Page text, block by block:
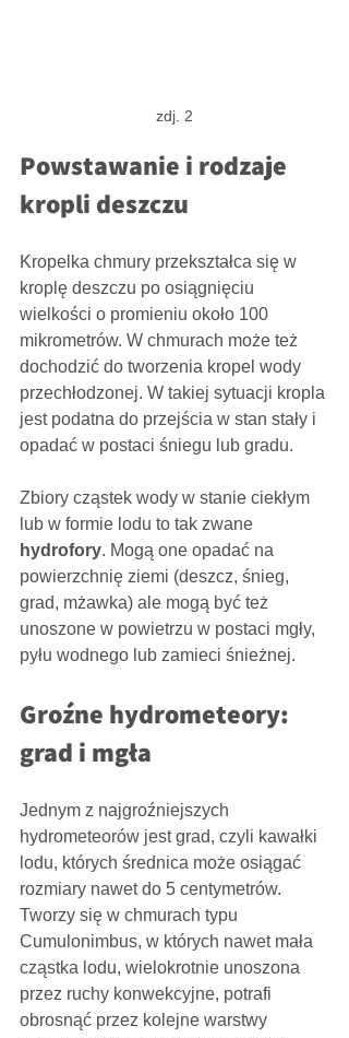
zdj. 2
Powstawanie i rodzaje
kropli deszczu
Kropelka chmury przekształca się w
kroplę deszczu po osiągnięciu
wielkości o promieniu około 100
mikrometrów. W chmurach może też
dochodzić do tworzenia kropel wody
przechłodzonej. W takiej sytuacji kropla
jest podatna do przejścia w stan stały i
opadać w postaci śniegu lub gradu.
Zbiory cząstek wody w stanie ciekłym
lub w formie lodu to tak zwane
hydrofory. Mogą one opadać na
powierzchnię ziemi (deszcz, śnieg,
grad, mżawka) ale mogą być też
unoszone w powietrzu w postaci mgły,
pyłu wodnego lub zamieci śnieżnej.
Groźne hydrometeory:
grad i mgła
Jednym z najgroźniejszych
hydrometeorów jest grad, czyli kawałki
lodu, których średnica może osiągać
rozmiary nawet do 5 centymetrów.
Tworzy się w chmurach typu
Cumulonimbus, w których nawet mała
cząstka lodu, wielokrotnie unoszona
przez ruchy konwekcyjne, potrafi
obrosnąć przez kolejne warstwy